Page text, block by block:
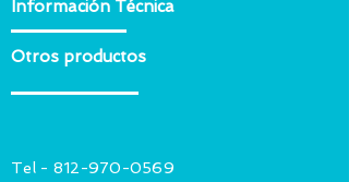
Información Técnica
Otros productos
Tel - 812-970-0569